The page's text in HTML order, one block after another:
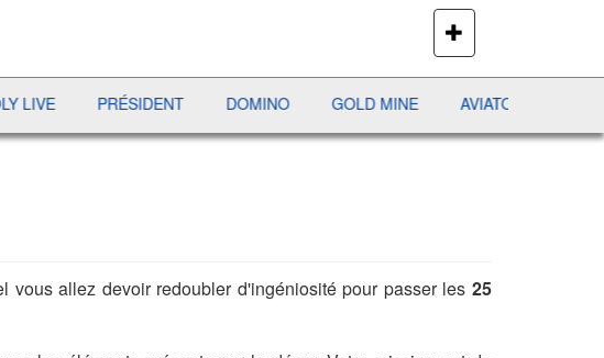
PLUS
DE
JEUX
PRÉSIDENT DOMINO GOLD MINE AVIATOR
vous allez devoir redoubler d'ingéniosité pour passer les25